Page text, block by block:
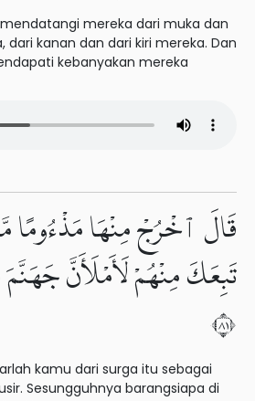
mereka dari muka dan
dari kanan dan dari kiri mereka. Dan
kebanyakan mereka
قَالَ ٱخْرُجْ مِنْهَا مَذْءُومًا
تَبِعَكَ مِنْهُمْ لَأَمْلَأَنَّ
١٨
kamu dari surga itu sebagai
Sesungguhnya barangsiapa di